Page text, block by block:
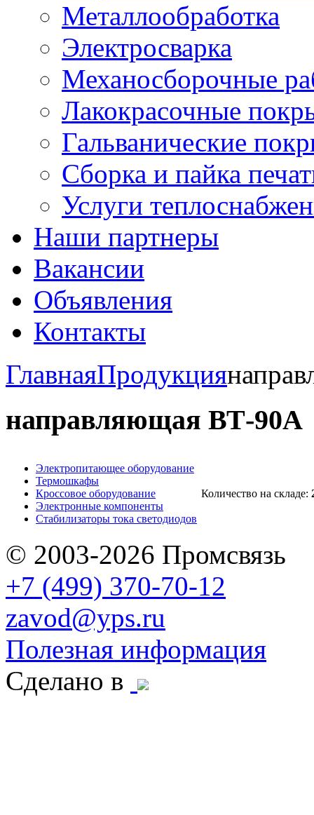
Металлообработка
Электросварка
Механосборочные
Лакокрасочные
Гальванические
Сборка и пайка
Услуги
Наши партнеры
Вакансии
Объявления
Контакты
ГлавнаяПродукция
направляющая ВТ-90А
Электропитающее оборудование
Термошкафы
Кроссовое оборудование
Электронные компоненты
Стабилизаторы тока светодиодов
Количество на складе:
© 2003-2026 Промсвязь
+7 (499) 370-70-12
zavod@yps.ru
Полезная информация
Сделано в